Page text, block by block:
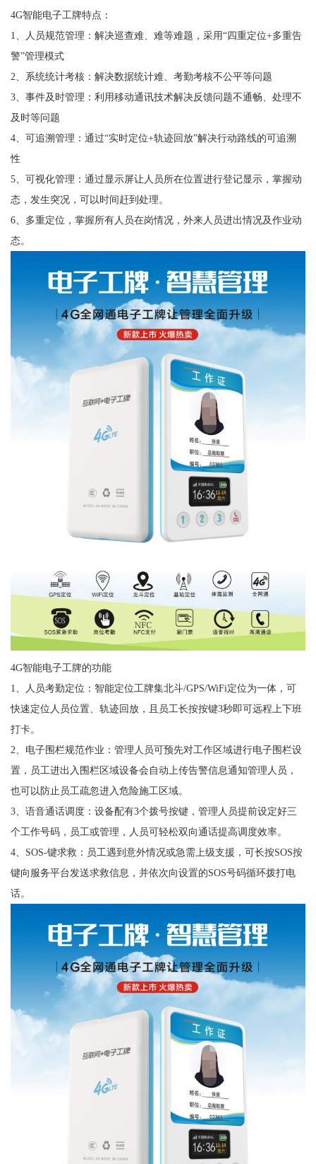
4G智能电子工牌特点：
1、人员规范管理：解决巡查难、难等难题，采用“四重定位+多重告
警”管理模式
2、系统统计考核：解决数据统计难、考勤考核不公平等问题
3、事件及时管理：利用移动通讯技术解决反馈问题不通畅、处理不
及时等问题
4、可追溯管理：通过“实时定位+轨迹回放”解决行动路线的可追溯
性
5、可视化管理：通过显示屏让人员所在位置进行登记显示，掌握动
态，发生突况，可以时间赶到处理。
6、多重定位，掌握所有人员在岗情况，外来人员进出情况及作业动
态。
4G智能电子工牌的功能
1、人员考勤定位：智能定位工牌集北斗/GPS/WiFi定位为一体，可
快速定位人员位置、轨迹回放，且员工长按按键3秒即可远程上下班
打卡。
2、电子围栏规范作业：管理人员可预先对工作区域进行电子围栏设
置，员工进出入围栏区域设备会自动上传告警信息通知管理人员，
也可以防止员工疏忽进入危险施工区域。
3、语音通话调度：设备配有3个拨号按键，管理人员提前设定好三
个工作号码，员工或管理，人员可轻松双向通话提高调度效率。
4、SOS-键求救：员工遇到意外情况或急需上级支援，可长按SOS按
键向服务平台发送求救信息，并依次向设置的SOS号码循环拨打电
话。